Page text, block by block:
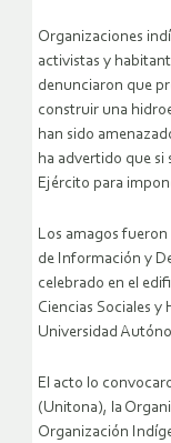
Organizaciones
activistas y
denunciaron que
construir una
han sido
ha advertido que si
Ejército para
Los amagos
de Información y
celebrado en el
Ciencias Sociales y
Universidad
El acto lo
(Unitona), la
Organización